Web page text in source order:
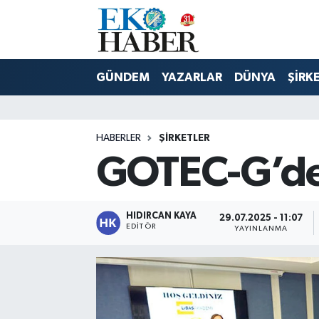
GÜNDEM YAZARLAR DÜNYA
HABERLER ŞIRKETLER
GOTEC-
HIDIRCAN KAYA
EDITÖR
29.07.2025 - 11:07
YAYINLANMA
Hava Durumu
Tüm Manşetler
Haber Arşivi